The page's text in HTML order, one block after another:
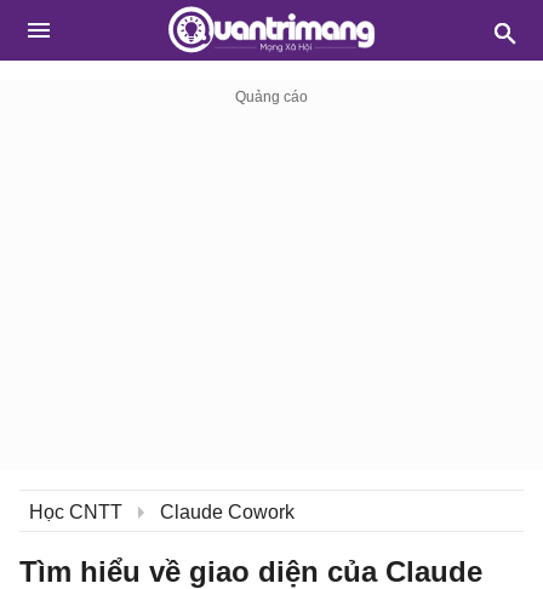
Học CNTT Claude Cowork
Tìm hiểu về giao diện của Claude